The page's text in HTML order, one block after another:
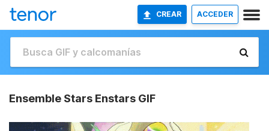
CREAR ACCEDER
Ensemble Stars Enstars GIF